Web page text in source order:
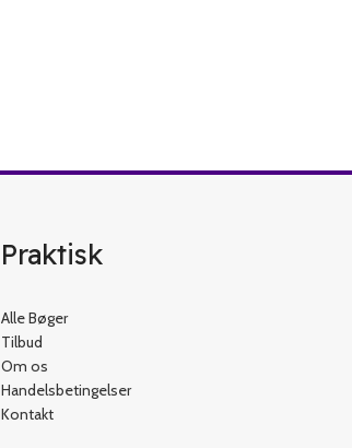
Praktisk
Alle Bøger
Tilbud
Om os
Handelsbetingelser
Kontakt